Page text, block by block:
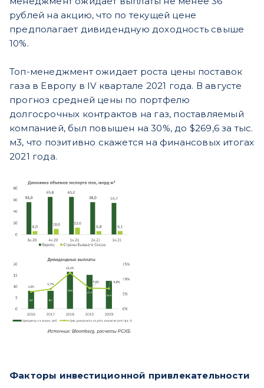
рублей на акцию, что по текущей цене
предполагает дивидендную доходность свыше
10%.
Топ-менеджмент ожидает роста цены поставок
газа в Европу в IV квартале 2021 года. В августе
прогноз средней цены по портфелю
долгосрочных контрактов на газ, поставляемый
компанией, был повышен на 30%, до $269,6 за тыс.
м3, что позитивно скажется на финансовых итогах
2021 года.
Факторы инвестиционной привлекательности